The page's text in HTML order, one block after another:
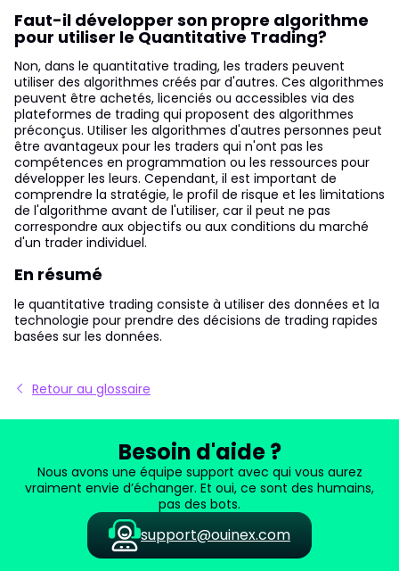
Faut-il développer son propre algorithme
pour utiliser le Quantitative Trading?
Non, dans le quantitative trading, les traders peuvent
utiliser des algorithmes créés par d'autres. Ces algorithmes
peuvent être achetés, licenciés ou accessibles via des
plateformes de trading qui proposent des algorithmes
préconçus. Utiliser les algorithmes d'autres personnes peut
être avantageux pour les traders qui n'ont pas les
compétences en programmation ou les ressources pour
développer les leurs. Cependant, il est important de
comprendre la stratégie, le profil de risque et les limitations
de l'algorithme avant de l'utiliser, car il peut ne pas
correspondre aux objectifs ou aux conditions du marché
d'un trader individuel.
En résumé
le quantitative trading consiste à utiliser des données et la
technologie pour prendre des décisions de trading rapides
basées sur les données.
Retour au glossaire
Besoin d'aide ?
Nous avons une équipe support avec qui vous aurez
vraiment envie d’échanger. Et oui, ce sont des humains,
pas des bots.
support@ouinex.com